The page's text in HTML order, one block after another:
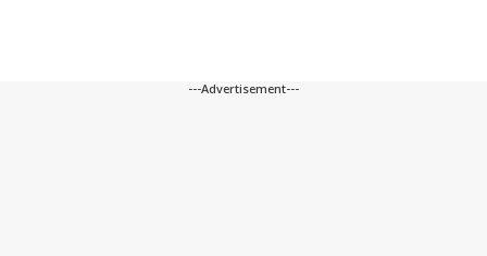
---Advertisement---